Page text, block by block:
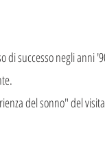
di successo negli anni
del sonno" del